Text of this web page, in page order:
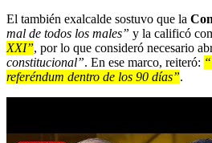
El también exalcalde sostuvo que la
mal de todos los males” y la calificó
XXI”, por lo que consideró necesario
constitucional”. En ese marco, reiteró:
referéndum dentro de los 90 días”.